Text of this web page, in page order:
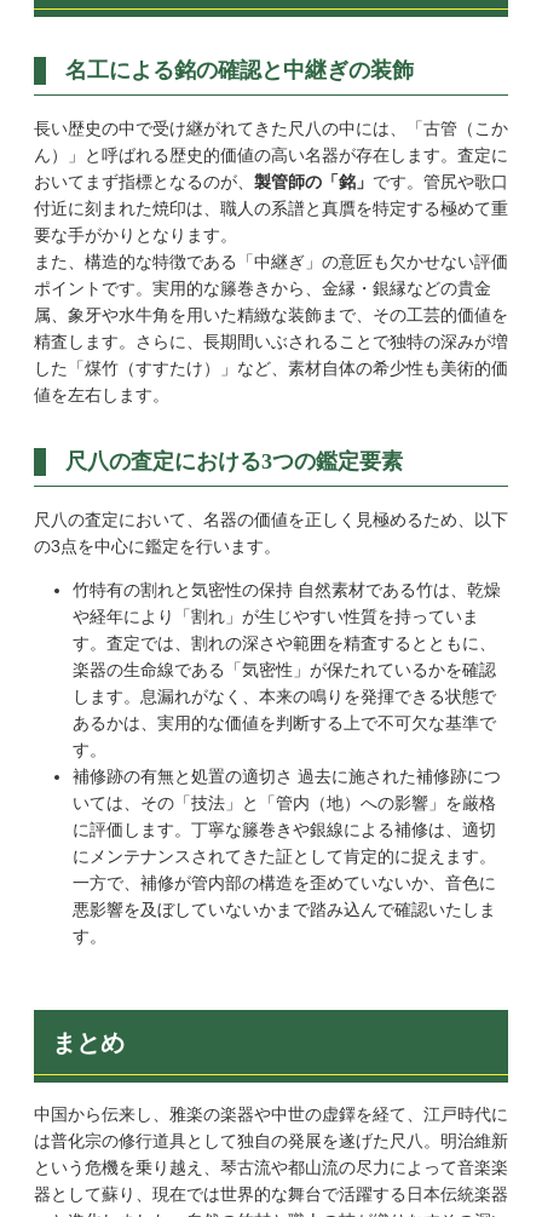
名工による銘の確認と中継ぎの装飾
長い歴史の中で受け継がれてきた尺八の中には、「古管（こか
ん）」と呼ばれる歴史的価値の高い名器が存在します。査定に
おいてまず指標となるのが、 製管師の「銘」 です。管尻や歌口
付近に刻まれた焼印は、職人の系譜と真贋を特定する極めて重
要な手がかりとなります。
また、構造的な特徴である「中継ぎ」の意匠も欠かせない評価
ポイントです。実用的な籐巻きから、金縁・銀縁などの貴金
属、象牙や水牛角を用いた精緻な装飾まで、その工芸的価値を
精査します。さらに、長期間いぶされることで独特の深みが増
した「煤竹（すすたけ）」など、素材自体の希少性も美術的価
値を左右します。
尺八の査定における3つの鑑定要素
尺八の査定において、名器の価値を正しく見極めるため、以下
の3点を中心に鑑定を行います。
竹特有の割れと気密性の保持 自然素材である竹は、乾燥
や経年により「割れ」が生じやすい性質を持っていま
す。査定では、割れの深さや範囲を精査するとともに、
楽器の生命線である「気密性」が保たれているかを確認
します。息漏れがなく、本来の鳴りを発揮できる状態で
あるかは、実用的な価値を判断する上で不可欠な基準で
す。
補修跡の有無と処置の適切さ 過去に施された補修跡につ
いては、その「技法」と「管内（地）への影響」を厳格
に評価します。丁寧な籐巻きや銀線による補修は、適切
にメンテナンスされてきた証として肯定的に捉えます。
一方で、補修が管内部の構造を歪めていないか、音色に
悪影響を及ぼしていないかまで踏み込んで確認いたしま
す。
まとめ
中国から伝来し、雅楽の楽器や中世の虚鐸を経て、江戸時代に
は普化宗の修行道具として独自の発展を遂げた尺八。明治維新
という危機を乗り越え、琴古流や都山流の尽力によって音楽楽
器として蘇り、現在では世界的な舞台で活躍する日本伝統楽器